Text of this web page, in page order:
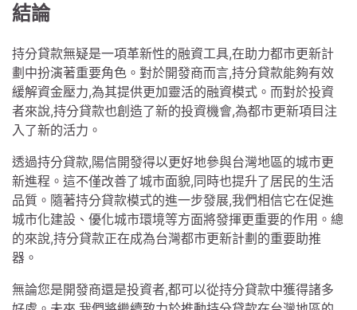
結論
持分貸款無疑是一項革新性的融資工具,在助力都市更新計
劃中扮演著重要角色。對於開發商而言,持分貸款能夠有效
緩解資金壓力,為其提供更加靈活的融資模式。而對於投資
者來說,持分貸款也創造了新的投資機會,為都市更新項目注
入了新的活力。
透過持分貸款,陽信開發得以更好地參與台灣地區的城市更
新進程。這不僅改善了城市面貌,同時也提升了居民的生活
品質。隨著持分貸款模式的進一步發展,我們相信它在促進
城市化建設、優化城市環境等方面將發揮更重要的作用。總
的來說,持分貸款正在成為台灣都市更新計劃的重要助推
器。
無論您是開發商還是投資者,都可以從持分貸款中獲得諸多